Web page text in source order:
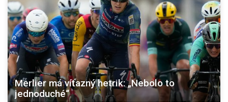
Merlier má víťazný hetrik: „Nebolo to
jednoduché“